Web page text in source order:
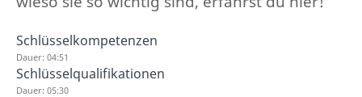
Schlüsselkompetenzen
Dauer: 04:51
Schlüsselqualifikationen
Dauer: 05:30